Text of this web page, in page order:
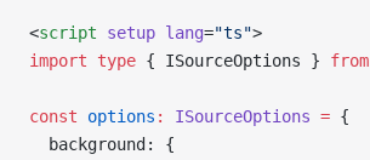
<script setup lang="ts">
import type { ISourceOptions } from
const options : ISourceOptions = {
  background: {